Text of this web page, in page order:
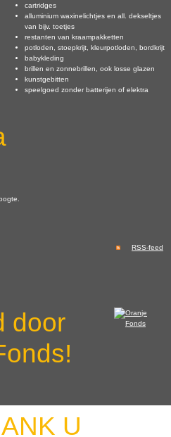
cartridges
alluminium waxinelichtjes en all. dekseltjes
van bijv. toetjes
restanten van kraampakketten
potloden, stoepkrijt, kleurpotloden, bordkrijt
babykleding
brillen en zonnebrillen, ook losse glazen
kunstgebitten
speelgoed zonder batterijen of elektra
RSS-feed
door
U